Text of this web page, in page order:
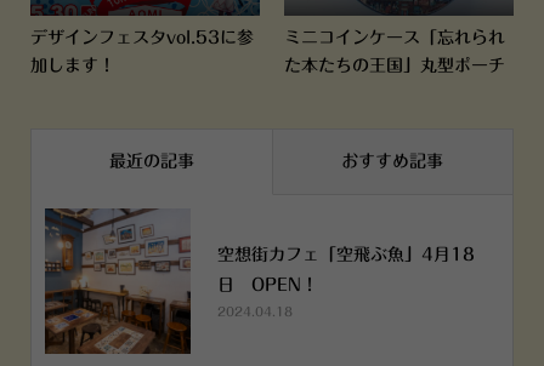
デザインフェスタvol.53に参
加します！
ミニコインケース「忘れられ
た本たちの王国」丸型ポーチ
最近の記事 おすすめ記事
空想街カフェ「空飛ぶ魚」4月18
日 OPEN！
2024.04.18